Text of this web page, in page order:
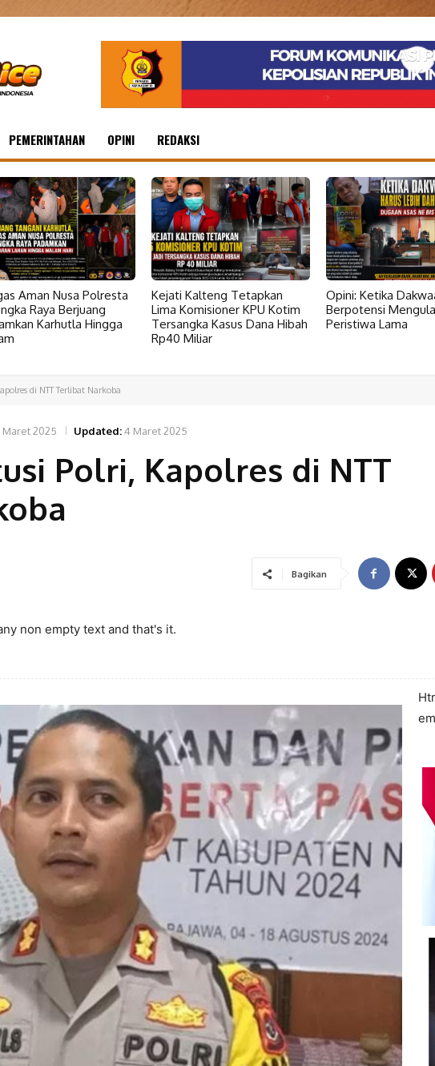
PEMERINTAHAN OPINI REDAKSI
Aman Nusa Polresta
Raya Berjuang
Karhutla Hingga
Kejati Kalteng Tetapkan
Lima Komisioner KPU Kotim
Tersangka Kasus Dana Hibah
Rp40 Miliar
Opini: Ketika
Berpotensi
Peristiwa Lama
di NTT Terlibat Narkoba
Maret 2025 Updated:4 Maret 2025
Polri, Kapolres di NTT
Bagikan
non empty text and that's it.